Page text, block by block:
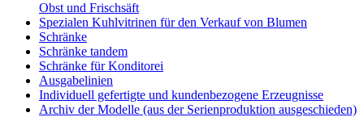
Obst und Frischsäft
Spezialen Kuhlvitrinen für den Verkauf von Blumen
Schränke
Schränke tandem
Schränke für Konditorei
Ausgabelinien
Individuell gefertigte und kundenbezogene Erzeugnisse
Archiv der Modelle (aus der Serienproduktion ausgeschieden)